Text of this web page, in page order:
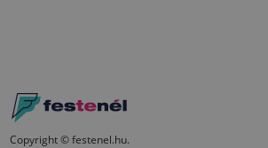
Copyright © festenel.hu.